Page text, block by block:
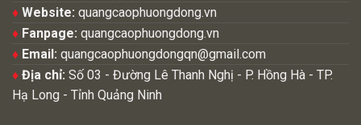
♦ Website: quangcaophuongdong.vn
♦ Fanpage: quangcaophuongdong.vn
♦ Email: quangcaophuongdongqn@gmail.com
♦ Địa chỉ: Số 03 - Đường Lê Thanh Nghị - P. Hồng Hà - TP.
Hạ Long - Tỉnh Quảng Ninh